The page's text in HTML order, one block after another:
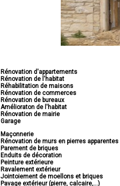
Rénovation d'appartements
Rénovation de l'habitat
Réhabilitation de maisons
Rénovation de commerces
Rénovation de bureaux
Amélioraton de l'habitat
Rénovation de mairie
Garage
Maçonnerie
Rénovation de murs en pierres apparentes
Parement de briques
Enduits de décoration
Peinture extérieure
Ravalement extérieur
Jointoiement de moellons et briques
Pavage extérieur (pierre, calcaire,...)